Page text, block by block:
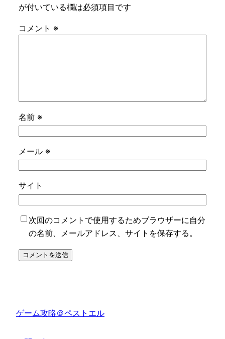
が付いている欄は必須項目です
コメント ※
名前 ※
メール ※
サイト
次回のコメントで使用するためブラウザーに自分
の名前、メールアドレス、サイトを保存する。
ゲーム攻略＠ペストエル